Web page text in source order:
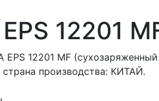
12201
12201 MF
страна производства: КИТАЙ.